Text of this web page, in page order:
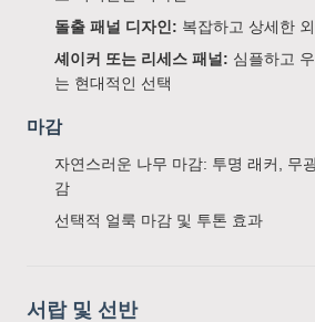
돌출 패널 디자인: 복잡하고 상세한
셰이커 또는 리세스 패널: 심플하고
는 현대적인 선택
마감
자연스러운 나무 마감: 투명 래커, 무
감
선택적 얼룩 마감 및 투톤 효과
서랍 및 선반